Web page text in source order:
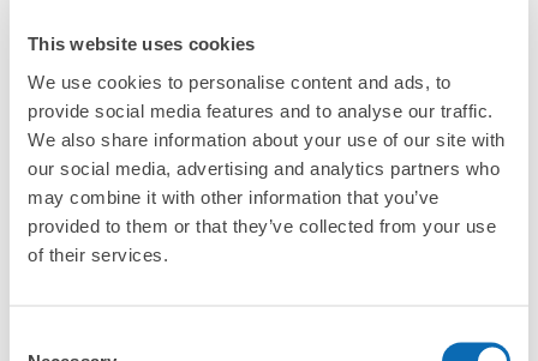
This website uses cookies
We use cookies to personalise content and ads, to
provide social media features and to analyse our traffic.
We also share information about your use of our site with
our social media, advertising and analytics partners who
may combine it with other information that you’ve
provided to them or that they’ve collected from your use
of their services.
全國1000多個
將其放在投幣式
儲物櫃的位置
任何尺寸的行李
檢查如何使用